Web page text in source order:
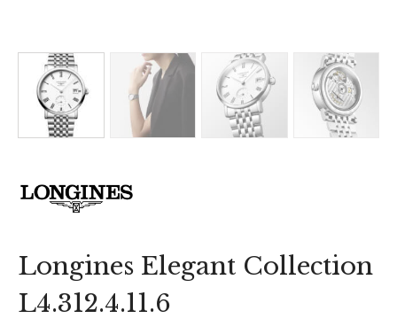
Longines Elegant Collection
L4.312.4.11.6